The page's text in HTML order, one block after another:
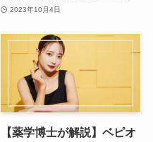
2023年10月4日
【薬学博士が解説】ベピオ